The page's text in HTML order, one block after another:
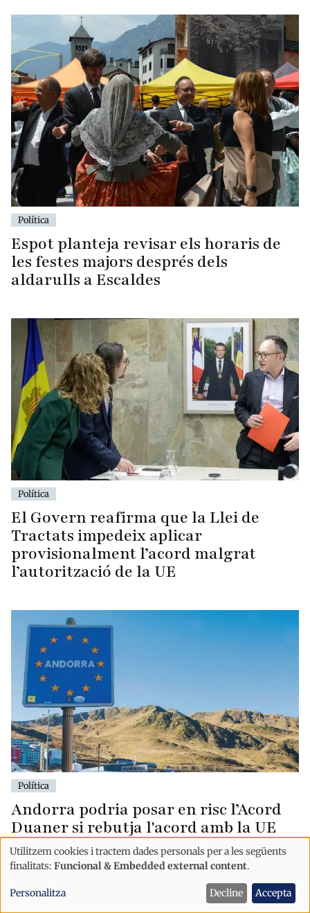
Política
Espot planteja revisar els horaris de
les festes majors després dels
aldarulls a Escaldes
Política
El Govern reafirma que la Llei de
Tractats impedeix aplicar
provisionalment l’acord malgrat
l’autorització de la UE
Política
Andorra podria posar en risc l’Acord
Duaner si rebutja l'acord amb la UE
després d’una eventual aplicació
provisional
Ús
de
dades
Utilitzem cookies i tractem dades personals per a les següents
finalitats: Funcional & Embedded external content.
Personalitza Decline Accepta